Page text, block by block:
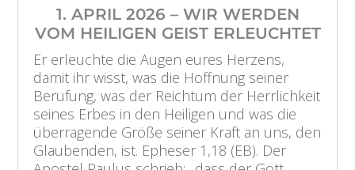
1. APRIL 2026 – WIR WERDEN
VOM HEILIGEN GEIST ERLEUCHTET
Er erleuchte die Augen eures Herzens,
damit ihr wisst, was die Hoffnung seiner
Berufung, was der Reichtum der Herrlichkeit
seines Erbes in den Heiligen und was die
überragende Größe seiner Kraft an uns, den
Glaubenden, ist. Epheser 1,18 (EB). Der